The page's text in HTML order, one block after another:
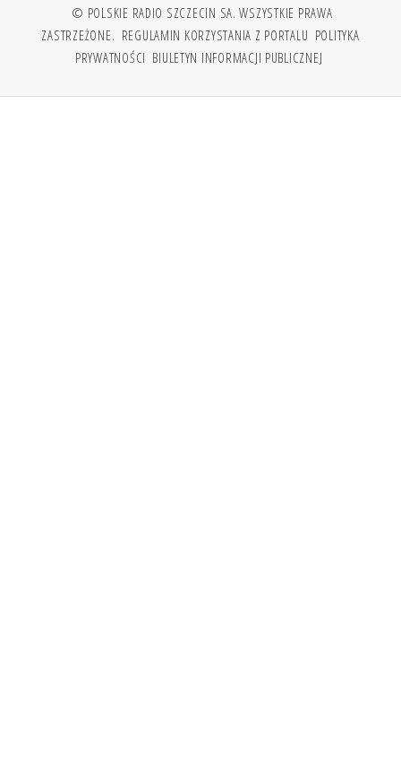
© POLSKIE RADIO SZCZECIN SA. WSZYSTKIE PRAWA
ZASTRZEŻONE. REGULAMIN KORZYSTANIA Z PORTALU POLITYKA
PRYWATNOŚCI BIULETYN INFORMACJI PUBLICZNEJ